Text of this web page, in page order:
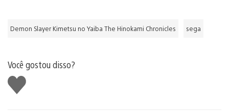
Demon Slayer Kimetsu no Yaiba The Hinokami Chronicles sega
Você gostou disso?
Curtir